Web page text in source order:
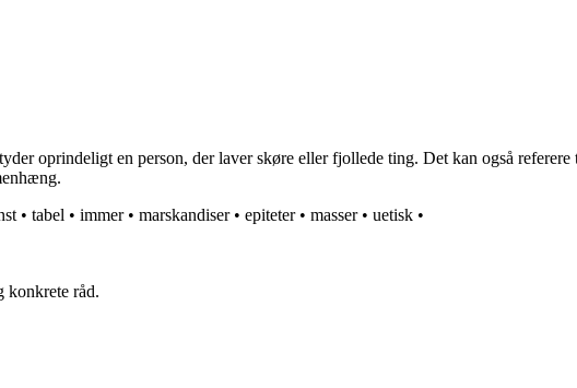
oprindeligt en person, der laver skøre eller fjollede ting. Det kan også
• tabel • immer• marskandiser• epiteter• masser• uetisk •
konkrete råd.